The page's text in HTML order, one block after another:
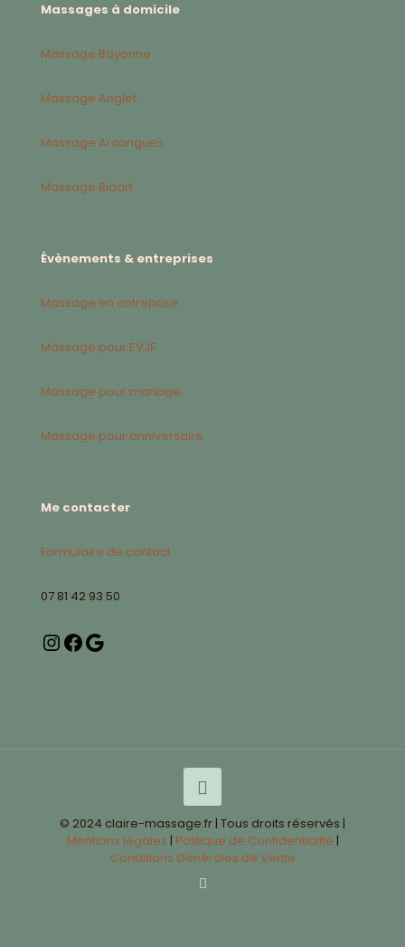
Massages à domicile
Massage Bayonne
Massage Anglet
Massage Arcangues
Massage Bidart
Évènements & entreprises
Massage en entreprise
Massage pour EVJF
Massage pour mariage
Massage pour anniversaire
Me contacter
Formulaire de contact
07 81 42 93 50
© 2024 claire-massage.fr | Tous droits réservés |
Mentions légales | Politique de Confidentialité |
Conditions Générales de Vente